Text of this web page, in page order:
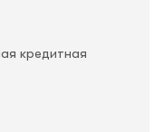
кредитная